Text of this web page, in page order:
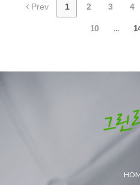
Prev 1 2 3 4
10 ...